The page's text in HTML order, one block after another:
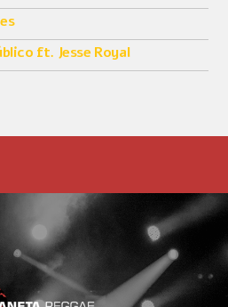
ft. Jesse Royal